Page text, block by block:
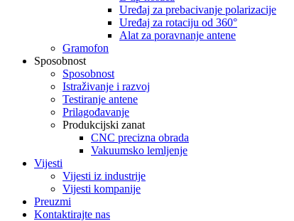
Uređaj za prebacivanje polarizacije
Uređaj za rotaciju od 360°
Alat za poravnanje antene
Gramofon
Sposobnost
Sposobnost
Istraživanje i razvoj
Testiranje antene
Prilagođavanje
Produkcijski zanat
CNC precizna obrada
Vakuumsko lemljenje
Vijesti
Vijesti iz industrije
Vijesti kompanije
Preuzmi
Kontaktirajte nas